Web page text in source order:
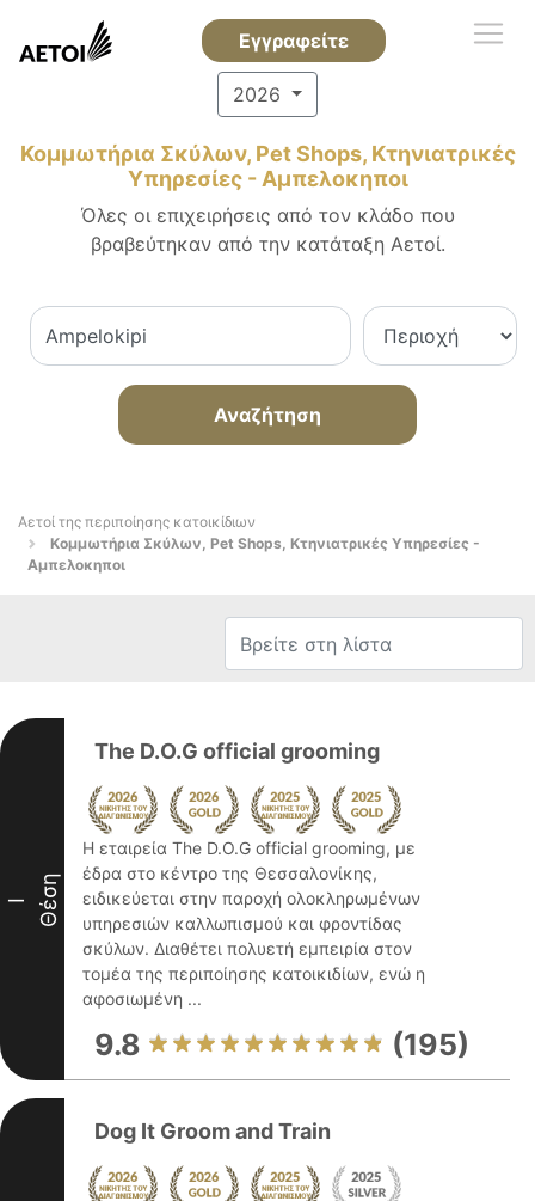
Εγγραφείτε
2026
Κομμωτήρια Σκύλων, Pet Shops, Κτηνιατρικές
Υπηρεσίες - Αμπελοκηποι
Όλες οι επιχειρήσεις από τον κλάδο που
βραβεύτηκαν από την κατάταξη Αετοί.
Αναζήτηση
Αετοί της περιποίησης κατοικίδιων
Κομμωτήρια Σκύλων, Pet Shops, Κτηνιατρικές Υπηρεσίες -
Αμπελοκηποι
I Θέση
The D.O.G official grooming
Η εταιρεία The D.O.G official grooming, με
έδρα στο κέντρο της Θεσσαλονίκης,
ειδικεύεται στην παροχή ολοκληρωμένων
υπηρεσιών καλλωπισμού και φροντίδας
σκύλων. Διαθέτει πολυετή εμπειρία στον
τομέα της περιποίησης κατοικιδίων, ενώ η
αφοσιωμένη ...
9.8 (195)
Dog It Groom and Train